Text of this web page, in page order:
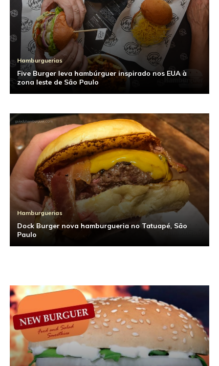
Hamburguerias
Five Burger leva hambúrguer inspirado nos EUA à
zona leste de São Paulo
Hamburguerias
Dock Burger nova hamburgueria no Tatuapé, São
Paulo
Hamburguerias
Ranking 2011: Os melhores hambúrgueres de São